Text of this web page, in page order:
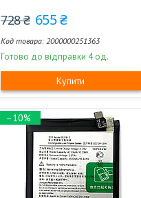
728 ₴ 655 ₴
2000000251363
Готово до відправки 4 од.
Купити
–10%